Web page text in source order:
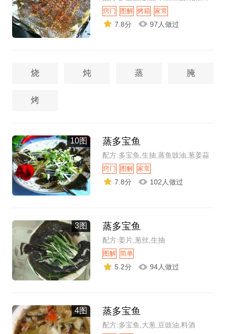
窍门 图解 烤箱 家常
7.8分 97人做过
烧 炖 蒸 腌
烤
10图 蒸多宝鱼
配方:多宝鱼,生抽,蒸鱼豉油,葱姜蒜
窍门 图解 家常
7.8分 102人做过
3图 蒸多宝鱼
配方:姜片,葱丝,生抽
图解 简单
5.2分 94人做过
4图 蒸多宝鱼
配方:多宝鱼,大葱,豆豉油,料酒